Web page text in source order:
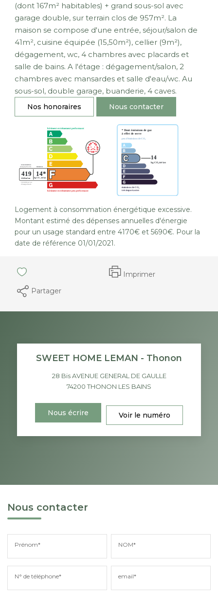
(dont 167m² habitables) + grand sous-sol avec
garage double, sur terrain clos de 957m². La
maison se compose d'une entrée, séjour/salon de
41m², cuisine équipée (15,50m²), cellier (9m²),
dégagement, wc, 4 chambres avec placards et
salle de bains. A l'étage : dégagement/salon, 2
chambres avec mansardes et salle d'eau/wc. Au
sous-sol, double garage, buanderie, 4 caves.
Nos honoraires Nous contacter
Logement à consommation énergétique excessive.
Montant estimé des dépenses annuelles d'énergie
pour un usage standard entre 4170€ et 5690€. Pour la
date de référence 01/01/2021.
Imprimer
Partager
SWEET HOME LEMAN - Thonon
28 Bis AVENUE GENERAL DE GAULLE
74200THONON LES BAINS
Nous écrire Voir le numéro
Nous contacter
Prénom* NOM*
N° de téléphone* email*